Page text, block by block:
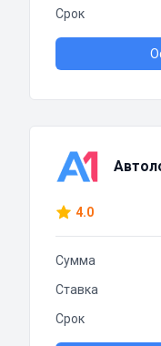
Срок
4.0
Сумма
Ставка
Срок